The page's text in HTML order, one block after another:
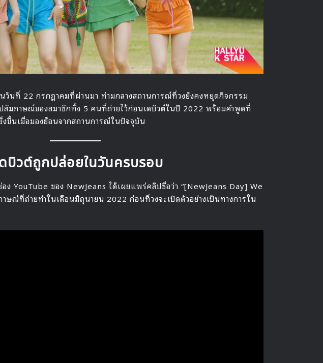
วันที่ 22 กรกฎาคมที่ผ่านมา ท่ามกลางสถานการณ์ที่วงยังคงหยุดกิจกรรม
สัมภาษณ์ของสมาชิกทั้ง 5 คนที่ถ่ายไว้ก่อนเดบิวต์ในปี 2022 พร้อมคำพูดที่
ขึ้นเมื่อมองย้อนจากสถานการณ์ในปัจจุบัน
วต์ถูกปล่อยในวันครบรอบ
ง YouTube ของ NewJeans ได้เผยแพร่คลิปชื่อว่า “[NewJeans Day] We
ษณ์ที่ถ่ายทำในเดือนมิถุนายน 2022 ก่อนที่วงจะเปิดตัวอย่างเป็นทางการใน